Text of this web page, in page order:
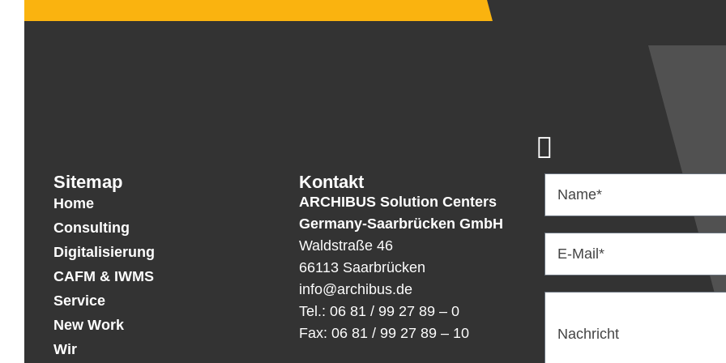
Sitemap
Home
Consulting
Digitalisierung
CAFM & IWMS
Service
New Work
Wir
Kontakt
ARCHIBUS Solution Centers
Germany-Saarbrücken GmbH
Waldstraße 46
66113 Saarbrücken
info@archibus.de
Tel.: 06 81 / 99 27 89 – 0
Fax: 06 81 / 99 27 89 – 10
Name*
E-Mail*
Nachricht